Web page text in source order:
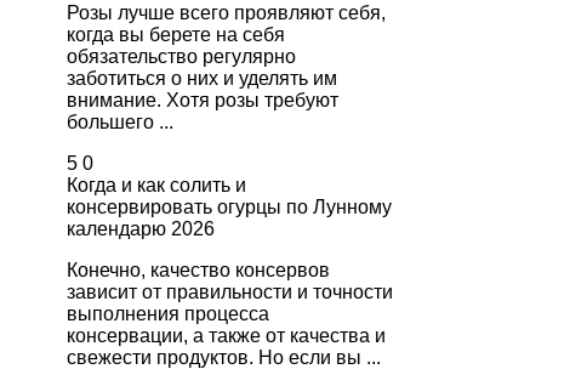
Розы лучше всего проявляют себя,
когда вы берете на себя
обязательство регулярно
заботиться о них и уделять им
внимание. Хотя розы требуют
большего ...
5 0
Когда и как солить и
консервировать огурцы по Лунному
календарю 2026
Конечно, качество консервов
зависит от правильности и точности
выполнения процесса
консервации, а также от качества и
свежести продуктов. Но если вы ...